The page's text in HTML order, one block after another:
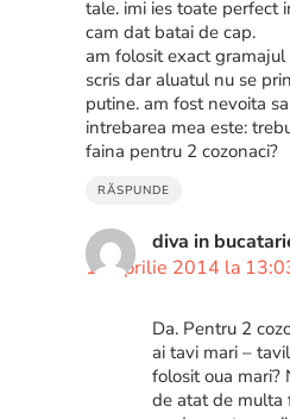
tale. imi ies toate perfect
cam dat batai de cap.
am folosit exact
scris dar aluatul nu se
putine. am fost nevoita
intrebarea mea este:
faina pentru 2 cozonaci?
RĂSPUNDE
diva in
19 aprilie 2014 la
Da. Pentru 2
ai tavi mari –
folosit oua mari?
de atat de